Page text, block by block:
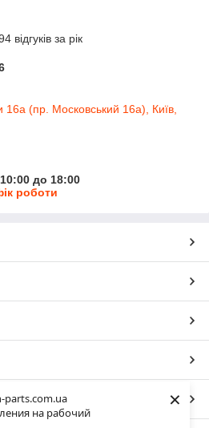
parts.com.ua
на рабочий
×
відгуків за рік
(пр. Московський 16а), Київ,
до 18:00
роботи